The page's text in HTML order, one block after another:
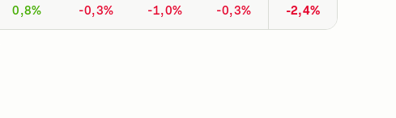
0,8% -0,3% -1,0% -0,3% -2,4%